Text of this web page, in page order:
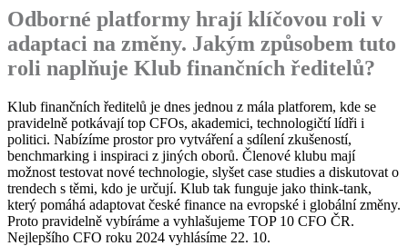
Odborné platformy hrají klíčovou roli v
adaptaci na změny. Jakým způsobem tuto
roli naplňuje Klub finančních ředitelů?
Klub finančních ředitelů je dnes jednou z mála platforem, kde se
pravidelně potkávají top CFOs, akademici, technologičtí lídři i
politici. Nabízíme prostor pro vytváření a sdílení zkušeností,
benchmarking i inspiraci z jiných oborů. Členové klubu mají
možnost testovat nové technologie, slyšet case studies a diskutovat o
trendech s těmi, kdo je určují. Klub tak funguje jako think-tank,
který pomáhá adaptovat české finance na evropské i globální změny.
Proto pravidelně vybíráme a vyhlašujeme TOP 10 CFO ČR.
Nejlepšího CFO roku 2024 vyhlásíme 22. 10.